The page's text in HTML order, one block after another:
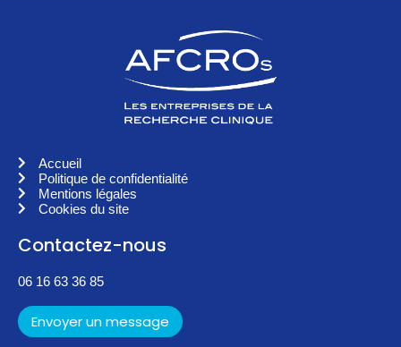
Accueil
Politique de confidentialité
Mentions légales
Cookies du site
Contactez-nous
06 16 63 36 85
Envoyer un message